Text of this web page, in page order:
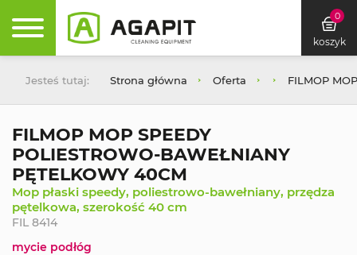
0
koszyk
Jesteś tutaj: Strona główna Oferta FILMOP
FILMOP MOP SPEEDY
POLIESTROWO-BAWEŁNIANY
PĘTELKOWY 40CM
Mop płaski speedy, poliestrowo-bawełniany, przędza
pętelkowa, szerokość 40 cm
FIL 8414
mycie podłóg